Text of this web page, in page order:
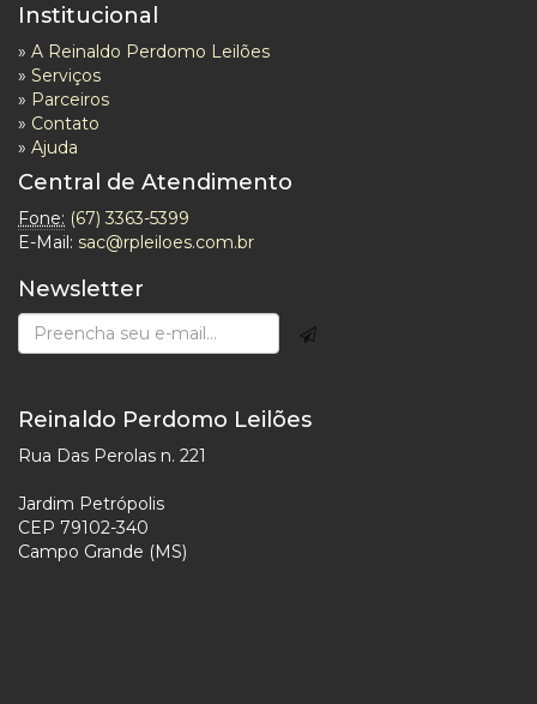
Institucional
» A Reinaldo Perdomo Leilões
» Serviços
» Parceiros
» Contato
» Ajuda
Central de Atendimento
Fone: (67) 3363-5399
E-Mail: sac@rpleiloes.com.br
Newsletter
Reinaldo Perdomo Leilões
Rua Das Perolas n. 221
Jardim Petrópolis
CEP 79102-340
Campo Grande (MS)